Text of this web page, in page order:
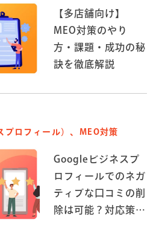
【多店舗向け】
MEO対策のやり
方・課題・成功の秘
訣を徹底解説
ロフィール）、MEO対策
Googleビジネスプ
ロフィールでのネガ
ティブな口コミの削
除は可能？対応策を